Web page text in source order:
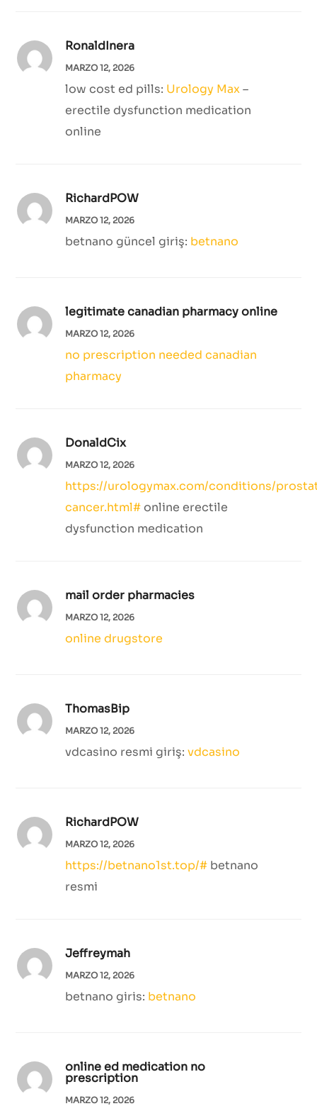
RonaldInera
MARZO 12, 2026
low cost ed pills: Urology Max–
erectile dysfunction medication
online
RichardPOW
MARZO 12, 2026
betnano güncel giriş: betnano
legitimate canadian pharmacy online
MARZO 12, 2026
no prescription needed canadian
pharmacy
DonaldCix
MARZO 12, 2026
https://urologymax.com/conditions/
cancer.html#online erectile
dysfunction medication
mail order pharmacies
MARZO 12, 2026
online drugstore
ThomasBip
MARZO 12, 2026
vdcasino resmi giriş:vdcasino
RichardPOW
MARZO 12, 2026
https://betnano1st.top/# betnano
resmi
Jeffreymah
MARZO 12, 2026
betnano giris: betnano
online ed medication no
prescription
MARZO 12, 2026